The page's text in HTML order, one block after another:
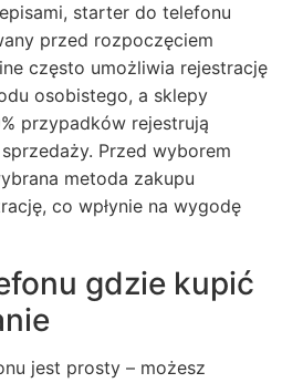
starter do telefonu
przed rozpoczęciem
często umożliwia rejestrację
osobistego, a sklepy
przypadków rejestrują
Przed wyborem
metoda zakupu
co wpłynie na wygodę
gdzie kupić
jest prosty – możesz